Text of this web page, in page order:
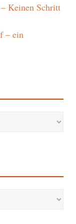
Keinen Schritt
– ein